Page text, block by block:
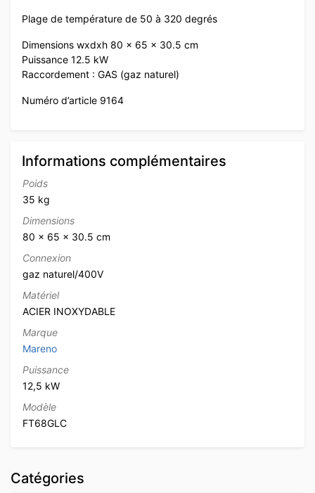
Plage de température de 50 à 320 degrés
Dimensions wxdxh 80 x 65 x 30.5 cm
Puissance 12.5 kW
Raccordement : GAS (gaz naturel)
Numéro d’article 9164
Informations complémentaires
Poids
35 kg
Dimensions
80 × 65 × 30.5 cm
Connexion
gaz naturel/400V
Matériel
ACIER INOXYDABLE
Marque
Mareno
Puissance
12,5 kW
Modèle
FT68GLC
Catégories